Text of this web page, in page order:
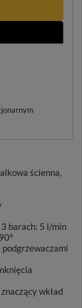
ścienna,
barach: 5 l/min
podgrzewaczami
wkład